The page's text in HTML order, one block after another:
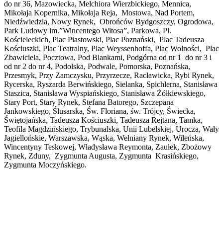
do nr 36, Mazowiecka, Melchiora Wierzbickiego, Mennica,
Mikołaja Kopernika, Mikołaja Reja, Mostowa, Nad Portem,
Niedźwiedzia, Nowy Rynek, Obrońców Bydgoszczy, Ogrodowa,
Park Ludowy im.”Wincentego Witosa”, Parkowa, Pl.
Kościeleckich, Plac Piastowski, Plac Poznański, Plac Tadeusza
Kościuszki, Plac Teatralny, Plac Weyssenhoffa, Plac Wolności, Plac
Zbawiciela, Pocztowa, Pod Blankami, Podgórna od nr 1 do nr 3 i
od nr 2 do nr 4, Podolska, Podwale, Pomorska, Poznańska,
Przesmyk, Przy Zamczysku, Przyrzecze, Racławicka, Rybi Rynek,
Rycerska, Ryszarda Berwińskiego, Sielanka, Spichlerna, Stanisława
Staszica, Stanisława Wyspiańskiego, Stanisława Żółkiewskiego,
Stary Port, Stary Rynek, Stefana Batorego, Szczepana
Jankowskiego, Ślusarska, Św. Floriana, św. Trójcy, Świecka,
Świętojańska, Tadeusza Kościuszki, Tadeusza Rejtana, Tamka,
Teofila Magdzińskiego, Trybunalska, Unii Lubelskiej, Urocza, Wały
Jagiellońskie, Warszawska, Wąska, Wełniany Rynek, Wileńska,
Wincentyny Teskowej, Władysława Reymonta, Zaułek, Zbożowy
Rynek, Zduny, Zygmunta Augusta, Zygmunta Krasińskiego,
Zygmunta Moczyńskiego.